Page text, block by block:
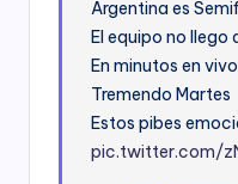
Argentina es
El equipo no
En minutos en
Tremendo Martes
Estos pibes
pic.twitter.com/